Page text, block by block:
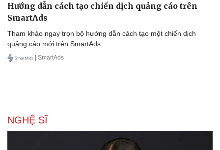
Hướng dẫn cách tạo chiến dịch quảng cáo trên
SmartAds
Tham khảo ngay trọn bộ hướng dẫn cách tạo một chiến dịch
quảng cáo mới trên SmartAds.
| SmartAds
NGHỆ SĨ